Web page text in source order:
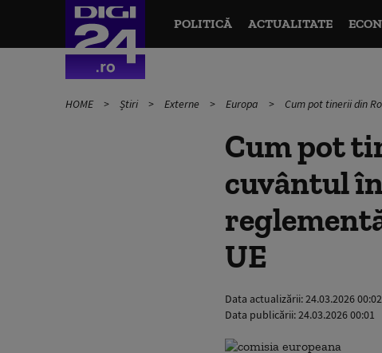
POLITICĂ ACTUALITATE
HOME Știri Externe Europa Cum pot tinerii din
Cum pot
cuvântul
UE
Data actualizării:24.03.2026 00:02
Data publicării:24.03.2026 00:01